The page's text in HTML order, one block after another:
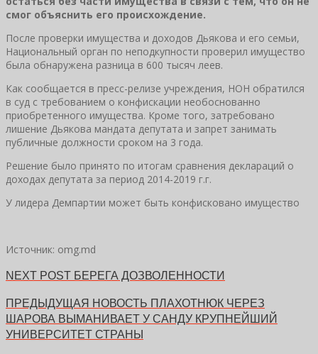
смог объяснить его происхождение.
После проверки имущества и доходов Дьякова и его семьи,
Национальный орган по неподкупности проверил имущество
была обнаружена разница в 600 тысяч леев.
Как сообщается в пресс-релизе учреждения, НОН обратился
в суд с требованием о конфискации необоснованно
приобретенного имущества. Кроме того, затребовано
лишение Дьякова мандата депутата и запрет занимать
публичные должности сроком на 3 года.
Решение было принято по итогам сравнения деклараций о
доходах депутата за период 2014-2019 г.г.
У лидера Демпартии может быть конфисковано имущество
Источник: omg.md
NEXT POST БЕРЕГА ДОЗВОЛЕННОСТИ
ПРЕДЫДУЩАЯ НОВОСТЬ ПЛАХОТНЮК ЧЕРЕЗ
ШАРОВА ВЫМАНИВАЕТ У САНДУ КРУПНЕЙШИЙ
УНИВЕРСИТЕТ СТРАНЫ